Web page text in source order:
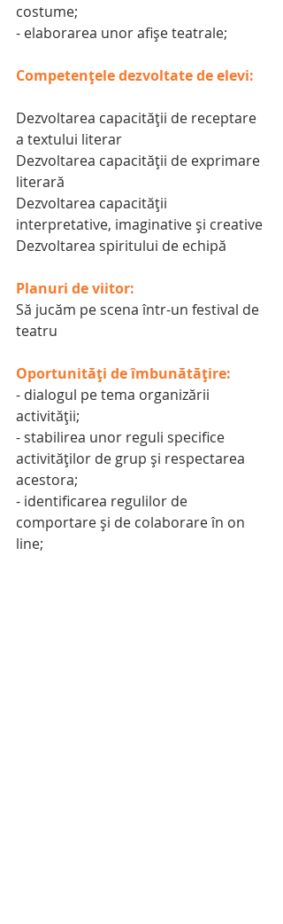
costume;
- elaborarea unor afişe teatrale;
Competențele dezvoltate de elevi:
Dezvoltarea capacităţii de receptare
a textului literar
Dezvoltarea capacităţii de exprimare
literară
Dezvoltarea capacităţii
interpretative, imaginative şi creative
Dezvoltarea spiritului de echipă
Planuri de viitor:
Să jucăm pe scena într-un festival de
teatru
Oportunități de îmbunătățire:
- dialogul pe tema organizării
activităţii;
- stabilirea unor reguli specifice
activităţilor de grup şi respectarea
acestora;
- identificarea regulilor de
comportare şi de colaborare în on
line;